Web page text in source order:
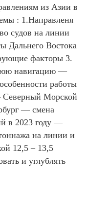
из Азии в
: 1.Направленя
судов на линии
Дальнего Востока
факторы 3.
навигацию —
работы
Северный Морской
— смена
в 2023 году —
на линии и
12,5 – 13,5
и углублять